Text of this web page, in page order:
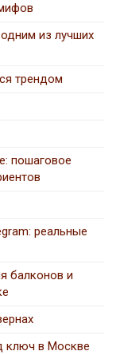
одним из лучших
трендом
пошаговое
реальные
балконов и
ключ в Москве